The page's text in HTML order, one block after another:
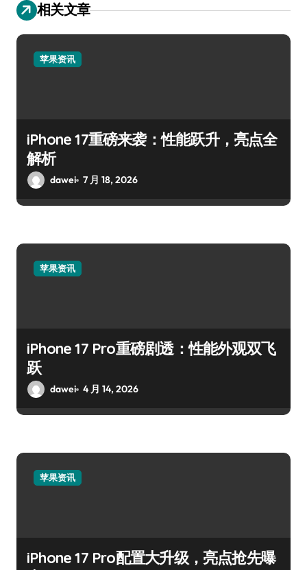
相关文章
苹果资讯
iPhone 17重磅来袭：性能跃升，亮点全
解析
dawei 7 月 18, 2026
苹果资讯
iPhone 17 Pro重磅剧透：性能外观双飞
跃
dawei 4 月 14, 2026
苹果资讯
iPhone 17 Pro配置大升级，亮点抢先曝